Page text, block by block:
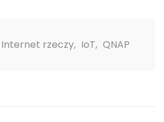
Internet rzeczy, IoT, QNAP